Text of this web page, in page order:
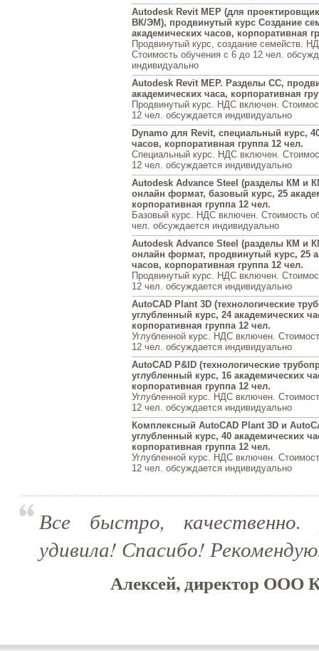
Autodesk Revit MEP (для
ВК/ЭМ), продвинутый курс Создание
академических часов, корпоративная
Продвинутый курс, создание семейств.
Стоимость обучения с 6 до 12 чел.
индивидуально
Autodesk Revit MEP. Разделы СС,
академических часа, корпоративная
Продвинутый курс. НДС включен.
12 чел. обсуждается индивидуально
Dynamo для Revit, специальный курс,
часов, корпоративная группа 12 чел.
Специальный курс. НДС включен.
12 чел. обсуждается индивидуально
Autodesk Advance Steel (разделы КМ и
онлайн формат, базовый курс, 25
корпоративная группа 12 чел.
Базовый курс. НДС включен. Стоимость
чел. обсуждается индивидуально
Autodesk Advance Steel (разделы КМ и
онлайн формат, продвинутый курс, 25
часов, корпоративная группа 12 чел.
Продвинутый курс. НДС включен.
12 чел. обсуждается индивидуально
AutoCAD Plant 3D (технологические
углубленный курс, 24 академических
корпоративная группа 12 чел.
Углубленной курс. НДС включен.
12 чел. обсуждается индивидуально
AutoCAD P&ID (технологические
углубленный курс, 16 академических
корпоративная группа 12 чел.
Углубленной курс. НДС включен.
12 чел. обсуждается индивидуально
Комплексный AutoCAD Plant 3D и
углубленный курс, 40 академических
корпоративная группа 12 чел.
Углубленной курс. НДС включен.
12 чел. обсуждается индивидуально
Все быстро, качественно.
удивила! Спасибо!
Алексей, директор ООО